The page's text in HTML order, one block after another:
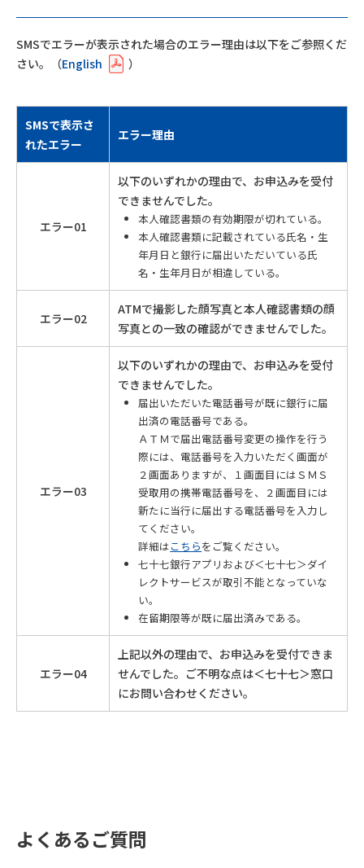
SMSでエラーが表示された場合のエラー理由は以下をご参照くだ
さい。（English ）
SMSで表示さ
れたエラー
エラー理由
エラー01
以下のいずれかの理由で、お申込みを受付
できませんでした。
本人確認書類の有効期限が切れている。
本人確認書類に記載されている氏名・生
年月日と銀行に届出いただいている氏
名・生年月日が相違している。
エラー02
ATMで撮影した顔写真と本人確認書類の顔
写真との一致の確認ができませんでした。
エラー03
以下のいずれかの理由で、お申込みを受付
できませんでした。
届出いただいた電話番号が既に銀行に届
出済の電話番号である。
ＡＴＭで届出電話番号変更の操作を行う
際には、電話番号を入力いただく画面が
２画面ありますが、１画面目にはＳＭＳ
受取用の携帯電話番号を、２画面目には
新たに当行に届出する電話番号を入力し
てください。
詳細はこちらをご覧ください。
七十七銀行アプリおよび＜七十七＞ダイ
レクトサービスが取引不能となっていな
い。
在留期限等が既に届出済みである。
エラー04
上記以外の理由で、お申込みを受付できま
せんでした。ご不明な点は＜七十七＞窓口
にお問い合わせください。
よくあるご質問